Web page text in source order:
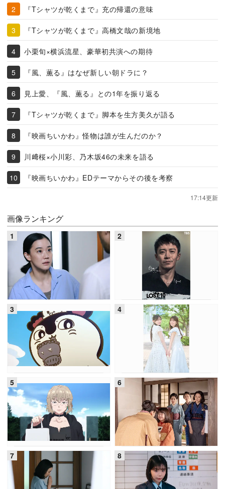
『Tシャツが乾くまで』充の帰還の意味
『Tシャツが乾くまで』高橋文哉の新境地
小栗旬×横浜流星、豪華初共演への期待
『風、薫る』はなぜ新しい朝ドラに？
見上愛、『風、薫る』との1年を振り返る
『Tシャツが乾くまで』脚本を生方美久が語る
『映画ちいかわ』怪物は誰が生んだのか？
川﨑桜×小川彩、乃木坂46の未来を語る
『映画ちいかわ』EDテーマからその後を考察
17:14更新
画像ランキング